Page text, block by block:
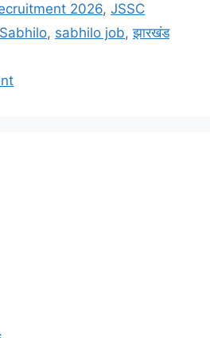
2026, JSSC
Sabhilo, sabhilo job,झारखंड